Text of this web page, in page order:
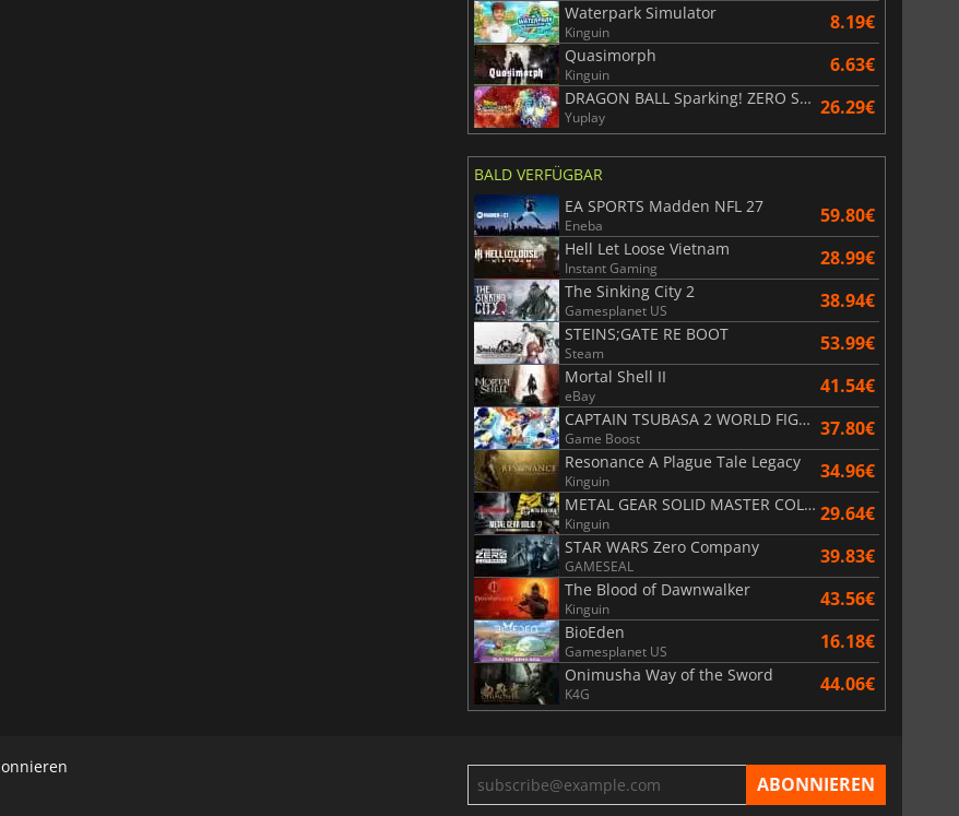
Waterpark Simulator
Kinguin 8.19€
Quasimorph
Kinguin 6.63€
DRAGON BALL Sparking! ZERO Super Limit Breaking NEO
Yuplay 26.29€
BALD VERFÜGBAR
EA SPORTS Madden NFL 27
Eneba 59.80€
Hell Let Loose Vietnam
Instant Gaming 28.99€
The Sinking City 2
Gamesplanet US 38.94€
STEINS;GATE RE BOOT
Steam 53.99€
Mortal Shell II
eBay 41.54€
CAPTAIN TSUBASA 2 WORLD FIGHTERS
Game Boost 37.80€
Resonance A Plague Tale Legacy
Kinguin 34.96€
METAL GEAR SOLID MASTER COLLECTION Vol.2
Kinguin 29.64€
STAR WARS Zero Company
GAMESEAL 39.83€
The Blood of Dawnwalker
Kinguin 43.56€
BioEden
Gamesplanet US 16.18€
Onimusha Way of the Sword
K4G 44.06€